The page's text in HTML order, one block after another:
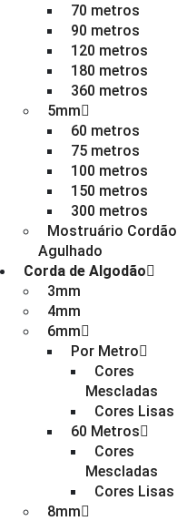
70 metros
90 metros
120 metros
180 metros
360 metros
5mm
60 metros
75 metros
100 metros
150 metros
300 metros
Mostruário Cordão
Agulhado
Corda de Algodão
3mm
4mm
6mm
Por Metro
Cores
Mescladas
Cores Lisas
60 Metros
Cores
Mescladas
Cores Lisas
8mm